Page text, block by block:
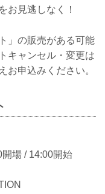
お見逃しなく！
」の販売がある可能
キャンセル・変更は
お申込みください。
開場 / 14:00開始